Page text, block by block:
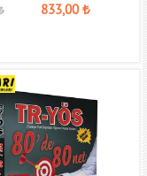
833,00₺